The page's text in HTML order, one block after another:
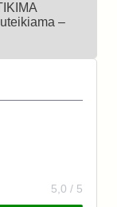
–
5,0 / 5